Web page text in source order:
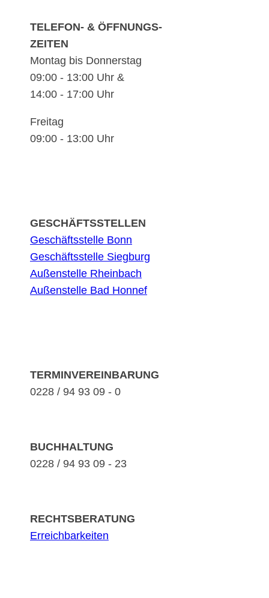
TELEFON- & ÖFFNUNGS-
ZEITEN
Montag bis Donnerstag
09:00 - 13:00 Uhr &
14:00 - 17:00 Uhr
Freitag
09:00 - 13:00 Uhr
GESCHÄFTSSTELLEN
Geschäftsstelle Bonn
Geschäftsstelle Siegburg
Außenstelle Rheinbach
Außenstelle Bad Honnef
TERMINVEREINBARUNG
0228 / 94 93 09 - 0
BUCHHALTUNG
0228 / 94 93 09 - 23
RECHTSBERATUNG
Erreichbarkeiten